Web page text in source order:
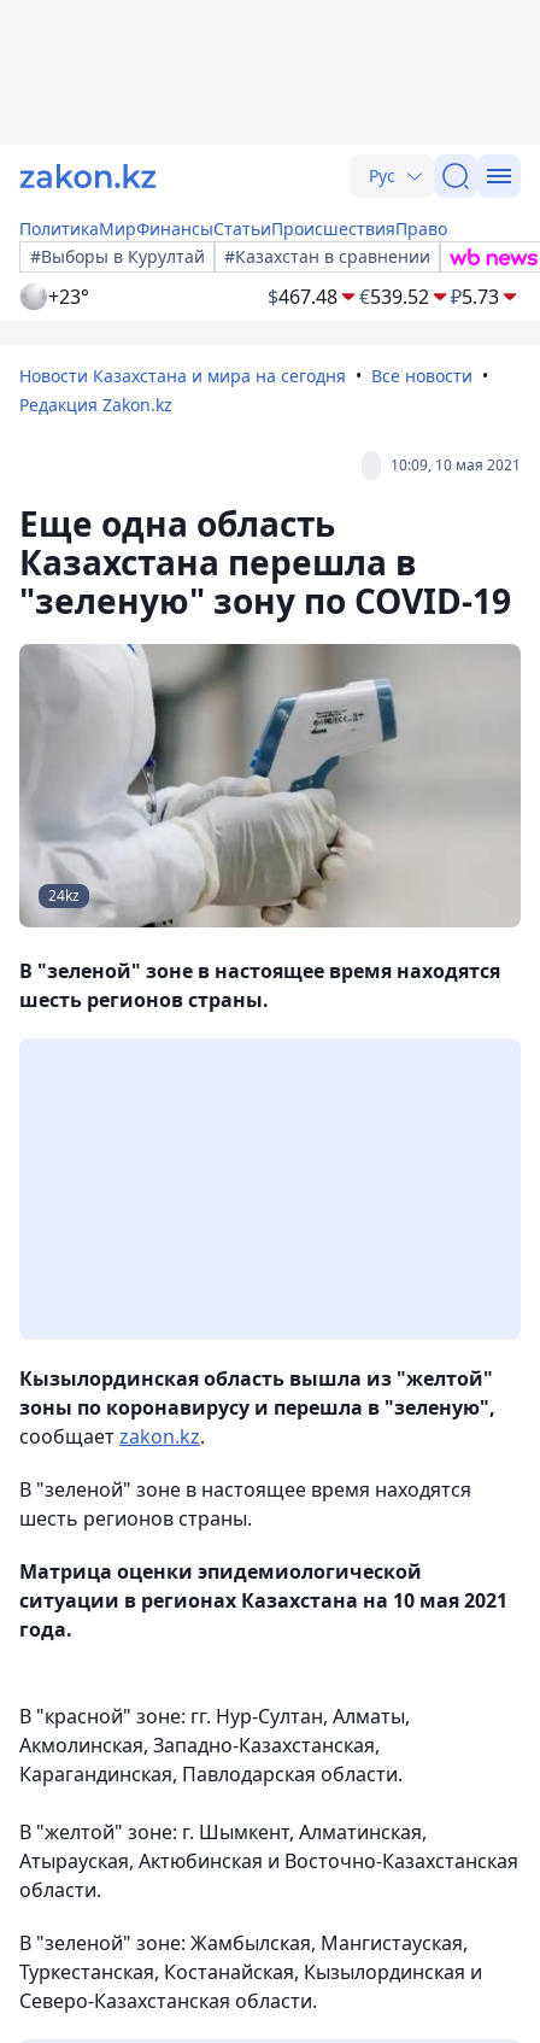
Рус
ПолитикаМирФинансыСтатьиПроисшествияПраво
#Выборы в Курултай
#Казахстан в сравнении
+23° $467.48 €539.52 ₽5.73
Новости Казахстана и мира на сегодня
Все новости
Редакция Zakon.kz
10:09, 10 мая 2021
Еще одна область
Казахстана перешла в
"зеленую" зону по COVID-19
24kz
В "зеленой" зоне в настоящее время находятся
шесть регионов страны.
Кызылординская область вышла из "желтой"
зоны по коронавирусу и перешла в "зеленую",
сообщаетzakon.kz.
В "зеленой" зоне в настоящее время находятся
шесть регионов страны.
Матрица оценки эпидемиологической
ситуации в регионах Казахстана на 10 мая 2021
года.
В "красной" зоне: гг. Нур-Султан, Алматы,
Акмолинская, Западно-Казахстанская,
Карагандинская, Павлодарская области.
В "желтой" зоне: г. Шымкент, Алматинская,
Атырауская, Актюбинская и Восточно-Казахстанская
области.
В "зеленой" зоне: Жамбылская, Мангистауская,
Туркестанская, Костанайская, Кызылординская и
Северо-Казахстанская области.